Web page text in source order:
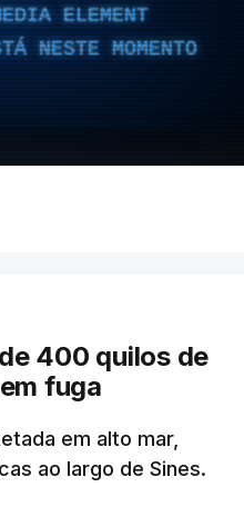
ELEMENT
NESTE MOMENTO
400 quilos de
fuga
em alto mar,
ao largo de Sines.